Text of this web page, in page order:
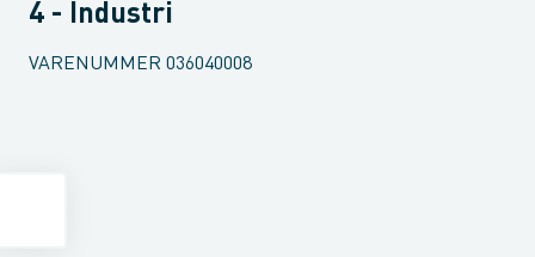
4 - Industri
VARENUMMER 036040008